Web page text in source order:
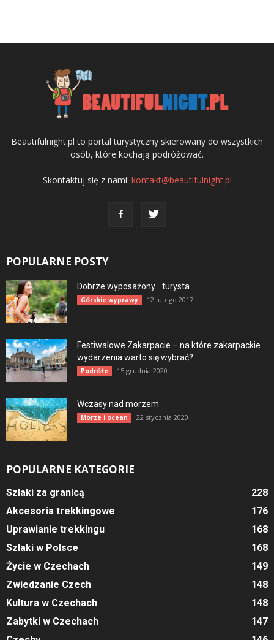
Beautifulnight.pl to portal turystyczny skierowany do wszystkich
osób, które kochają podróżować.
Skontaktuj się z nami: kontakt@beautifulnight.pl
POPULARNE POSTY
Dobrze wyposażony… turysta
Górskie wyprawy 12 lutego 2017
Festiwalowe Zakarpacie – na które zakarpackie
wydarzenia warto się wybrać?
Podróże 15 grudnia 2020
Wczasy nad morzem
Morze i ocean 22 stycznia 2020
POPULARNE KATEGORIE
Szlaki za granicą
228
Akcesoria trekkingowe
176
Uprawianie trekkingu
168
Szlaki w Polsce
168
Życie w Czechach
149
Zwiedzanie Czech
148
Kultura w Czechach
148
Zabytki w Czechach
147